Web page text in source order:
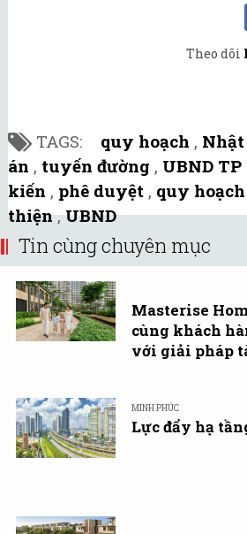
Theo dõi
TAGS: quy hoạch ,
án , tuyến đường , UBND
kiến , phê duyệt , quy
thiện,UBND
Tin cùng chuyên mục
Masterise
cùng khách
với giải pháp
MINH PHÚC
Lực đẩy hạ